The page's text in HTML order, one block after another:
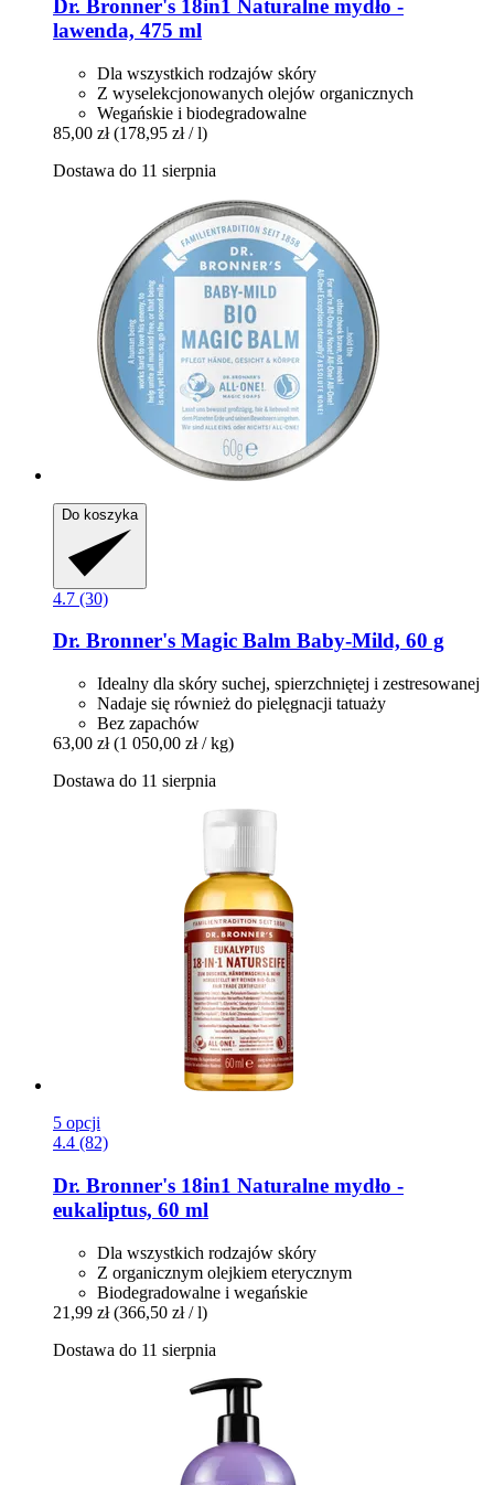
Dr. Bronner's 18in1 Naturalne mydło -​
lawenda, 475 ml
Dla wszystkich rodzajów skóry
Z wyselekcjonowanych olejów organicznych
Wegańskie i biodegradowalne
85,00 zł (178,95 zł / l)
Dostawa do 11 sierpnia
Do koszyka
4.7 (30)
Dr. Bronner's Magic Balm Baby-​Mild, 60 g
Idealny dla skóry suchej, spierzchniętej i zestresowanej
Nadaje się również do pielęgnacji tatuaży
Bez zapachów
63,00 zł (1 050,00 zł / kg)
Dostawa do 11 sierpnia
5 opcji
4.4 (82)
Dr. Bronner's 18in1 Naturalne mydło -​
eukaliptus, 60 ml
Dla wszystkich rodzajów skóry
Z organicznym olejkiem eterycznym
Biodegradowalne i wegańskie
21,99 zł (366,50 zł / l)
Dostawa do 11 sierpnia